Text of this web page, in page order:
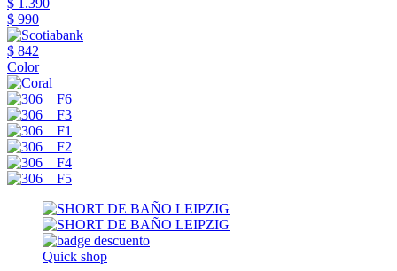
$ 1.390
$ 990
$ 842
Color
Quick shop